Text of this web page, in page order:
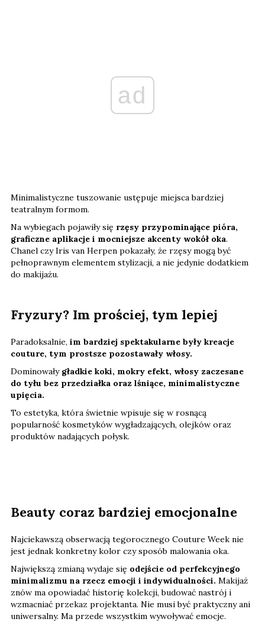
ad
Minimalistyczne tuszowanie ustępuje miejsca bardziej
teatralnym formom.
Na wybiegach pojawiły się rzęsy przypominające pióra,
graficzne aplikacje i mocniejsze akcenty wokół oka.
Chanel czy Iris van Herpen pokazały, że rzęsy mogą być
pełnoprawnym elementem stylizacji, a nie jedynie dodatkiem
do makijażu.
Fryzury? Im prościej, tym lepiej
Paradoksalnie, im bardziej spektakularne były kreacje
couture, tym prostsze pozostawały włosy.
Dominowały gładkie koki, mokry efekt, włosy zaczesane
do tyłu bez przedziałka oraz lśniące, minimalistyczne
upięcia.
To estetyka, która świetnie wpisuje się w rosnącą
popularność kosmetyków wygładzających, olejków oraz
produktów nadających połysk.
Beauty coraz bardziej emocjonalne
Najciekawszą obserwacją tegorocznego Couture Week nie
jest jednak konkretny kolor czy sposób malowania oka.
Największą zmianą wydaje się odejście od perfekcyjnego
minimalizmu na rzecz emocji i indywidualności. Makijaż
znów ma opowiadać historię kolekcji, budować nastrój i
wzmacniać przekaz projektanta. Nie musi być praktyczny ani
uniwersalny. Ma przede wszystkim wywoływać emocje.